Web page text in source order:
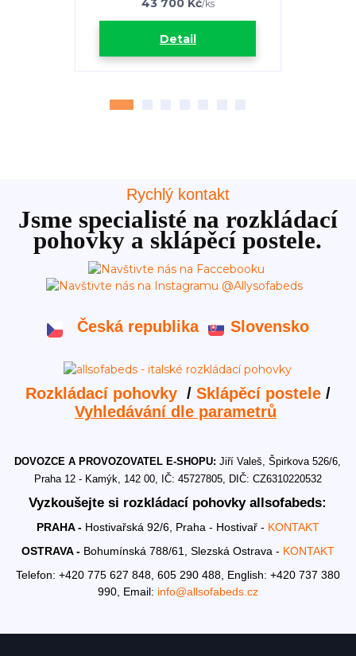
43 700 Kč/ks
Detail
Rychlý kontakt
Jsme specialisté na rozkládací
pohovky a sklápěcí postele.
Česká republika Slovensko
Rozkládací pohovky / Sklápěcí postele/
Vyhledávání dle parametrů
DOVOZCE A PROVOZOVATEL E-SHOPU:Jiří Valeš, Špirkova 526/6,
Praha 12 - Kamýk, 142 00, IČ: 45727805, DIČ: CZ6310220532
Vyzkoušejte si rozkládací pohovky allsofabeds:
PRAHA - Hostivařská 92/6, Praha - Hostivař - KONTAKT
OSTRAVA - Bohumínská 788/61, Slezská Ostrava - KONTAKT
Telefon: +420 775 627 848, 605 290 488, English: +420 737 380
990, Email: info@allsofabeds.cz